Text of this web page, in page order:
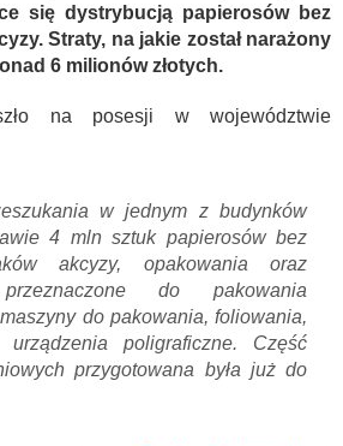
się dystrybucją papierosów bez
Straty, na jakie został narażony
6 milionów złotych.
na posesji w województwie
w jednym z budynków
4 mln sztuk papierosów bez
akcyzy, opakowania oraz
do pakowania
do pakowania, foliowania,
poligraficzne. Część
przygotowana była już do